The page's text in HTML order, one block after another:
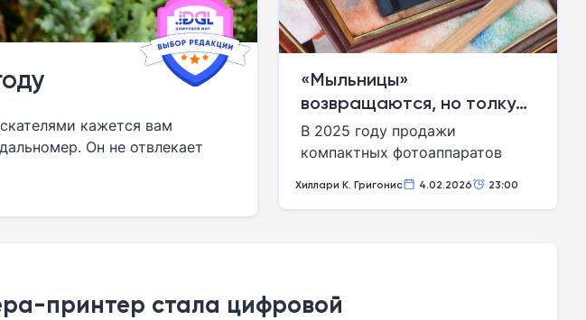
кажется вам
Он не отвлекает
«Мыльницы»
возвращаются, но толку
мало: почему современный
бум камер — это лишь
В 2025 году продажи
компактных фотоаппаратов
пошли вверх, но это все еще
жалкие крохи по сравнению с
Хиллари К. Григонис 4.02.2026 23:00
принтер стала цифровой